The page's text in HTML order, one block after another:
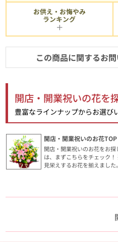
お供え・お悔やみ
ランキング
この商品に関するお
開店・開業祝いの花を
豊富なラインナップからお選び
開店・開業祝いのお花TOP
開店・開業祝いのお花をお探
は、まずこちらをチェック！
見栄えするお花を揃えました。